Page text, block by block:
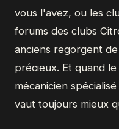
vous l'avez, ou les
forums des clubs
anciens regorgent
précieux. Et quand
mécanicien
vaut toujours mieux